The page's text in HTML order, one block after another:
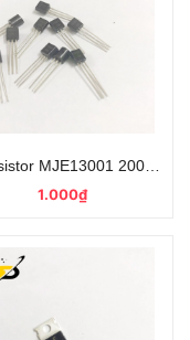
Cắm Linh Kiện
MJE13001 200mA
1.000₫